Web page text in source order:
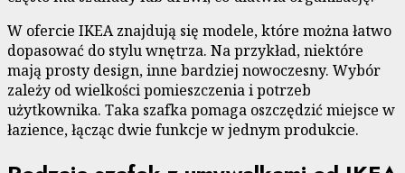
W ofercie IKEA znajdują się modele, które można łatwo
dopasować do stylu wnętrza. Na przykład, niektóre
mają prosty design, inne bardziej nowoczesny. Wybór
zależy od wielkości pomieszczenia i potrzeb
użytkownika. Taka szafka pomaga oszczędzić miejsce w
łazience, łącząc dwie funkcje w jednym produkcie.